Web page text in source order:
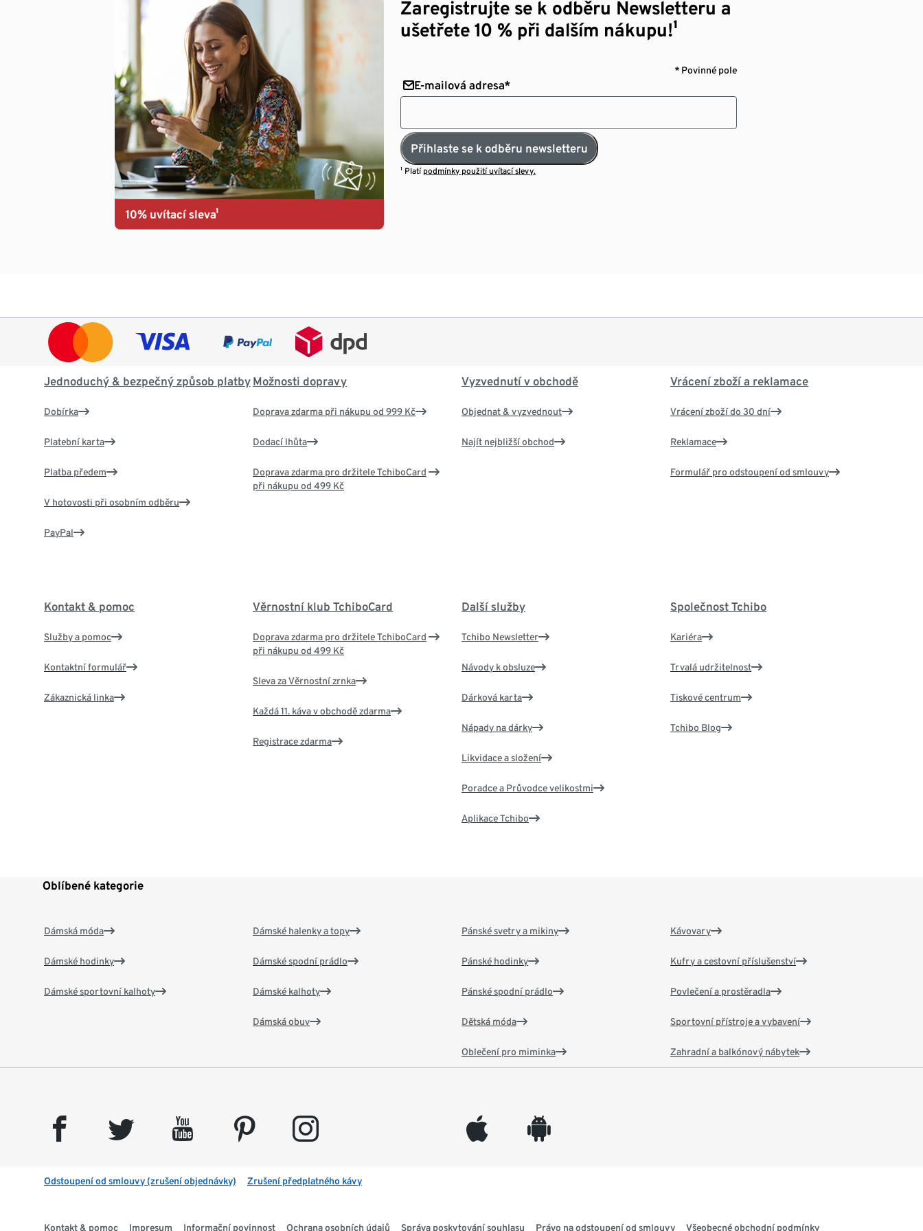
10% uvítací sleva¹
Zaregistrujte se k odběru Newsletteru a
ušetřete 10 % při dalším nákupu!¹
* Povinné pole
E-mailová adresa*
Přihlaste se k odběru newsletteru
¹ Platí podmínky použití uvítací slevy.
Jednoduchý & bezpečný způsob platby
Dobírka
Platební karta
Platba předem
V hotovosti při osobním odběru
PayPal
Možnosti dopravy
Doprava zdarma při nákupu od 999 Kč
Dodací lhůta
Doprava zdarma pro držitele TchiboCard
při nákupu od 499 Kč
Vyzvednutí v obchodě
Objednat & vyzvednout
Najít nejbližší obchod
Vrácení zboží a reklamace
Vrácení zboží do 30 dní
Reklamace
Formulář pro odstoupení od smlouvy
Kontakt & pomoc
Služby a pomoc
Kontaktní formulář
Zákaznická linka
Věrnostní klub TchiboCard
Doprava zdarma pro držitele TchiboCard
při nákupu od 499 Kč
Sleva za Věrnostní zrnka
Každá 11. káva v obchodě zdarma
Registrace zdarma
Další služby
Tchibo Newsletter
Návody k obsluze
Dárková karta
Nápady na dárky
Likvidace a složení
Poradce a Průvodce velikostmi
Aplikace Tchibo
Společnost Tchibo
Kariéra
Trvalá udržitelnost
Tiskové centrum
Tchibo Blog
Oblíbené kategorie
Dámská móda
Dámské hodinky
Dámské sportovní kalhoty
Dámské halenky a topy
Dámské spodní prádlo
Dámské kalhoty
Dámská obuv
Pánské svetry a mikiny
Pánské hodinky
Pánské spodní prádlo
Dětská móda
Oblečení pro miminka
Kávovary
Kufry a cestovní příslušenství
Povlečení a prostěradla
Sportovní přístroje a vybavení
Zahradní a balkónový nábytek
facebook twitter youtube pinterest instagram appleinc android
Odstoupení od smlouvy (zrušení objednávky) Zrušení předplatného kávy
Kontakt & pomoc Impresum Informační povinnost Ochrana osobních údajů Správa poskytování souhlasu Právo na odstoupení od smlouvy Všeobecné obchodní podmínky